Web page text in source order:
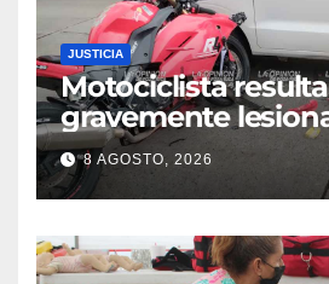
JUSTICIA
Motociclista resulta
gravemente
choque en la
Flores Magón
8 AGOSTO, 2026